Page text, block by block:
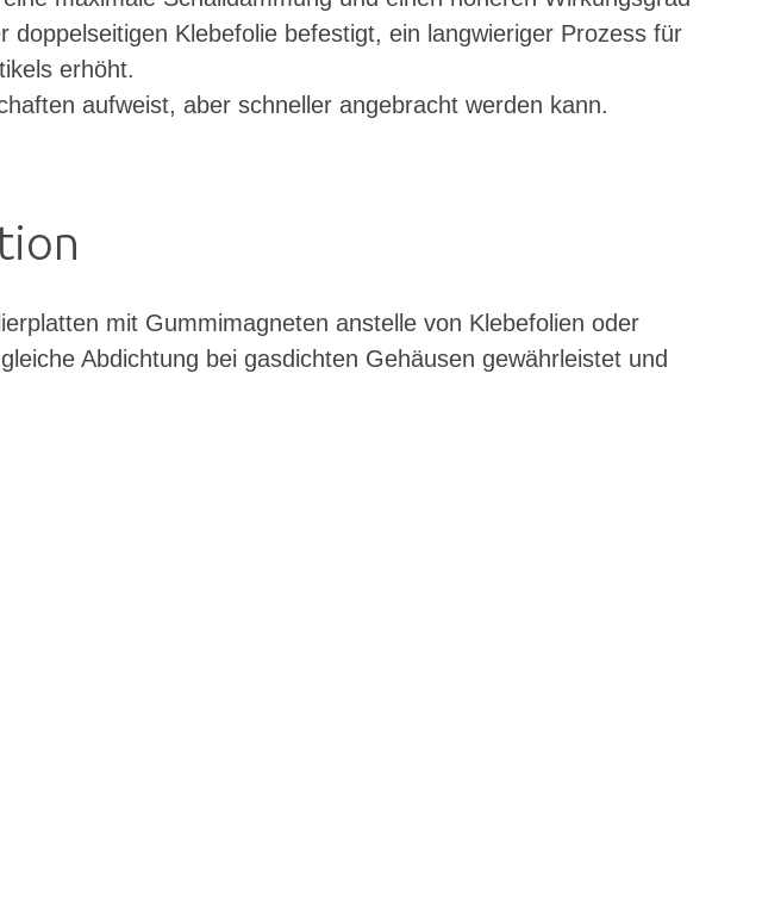
Klebefolie befestigt, ein langwieriger Prozess für
erhöht.
aufweist, aber schneller angebracht werden kann.
mit Gummimagneten anstelle von Klebefolien oder
Abdichtung bei gasdichten Gehäusen gewährleistet und